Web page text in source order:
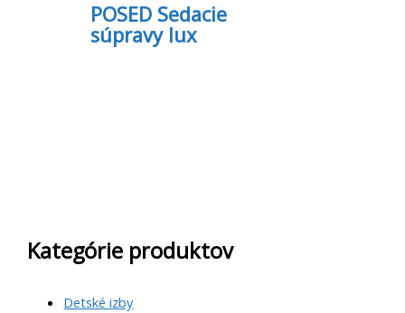
Kategórie produktov
Detské izby
POSED Sedacie
súpravy lux